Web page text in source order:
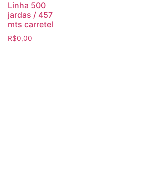
Linha 500
jardas / 457
mts carretel
R$0,00